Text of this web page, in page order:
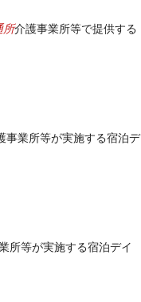
所介護事業所等で提供する
事業所等が実施する宿泊デ
所等が実施する宿泊デイ